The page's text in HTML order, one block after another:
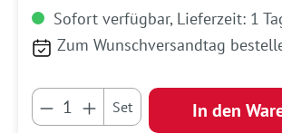
Sofort verfügbar, Lieferzeit: 1
Zum Wunschversandtag
Produkt Anzahl: Gib den
Set In den